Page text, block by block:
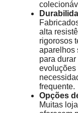
alta
rigorosos
aparelhos
para
evoluções
frequente.
Opções
Muitas